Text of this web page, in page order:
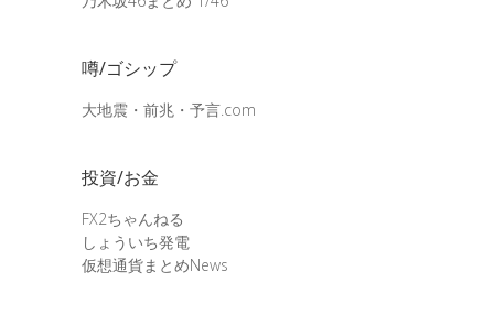
噂/ゴシップ
大地震・前兆・予言.com
投資/お金
FX2ちゃんねる
しょういち発電
仮想通貨まとめNews